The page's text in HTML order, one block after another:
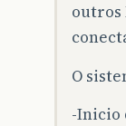
outros
O
-Inicio